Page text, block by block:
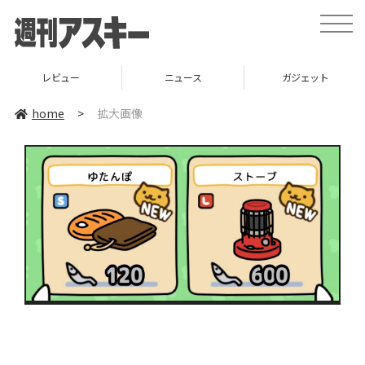
toggle
レビュー ニュース ガジェット
home > 拡大画像